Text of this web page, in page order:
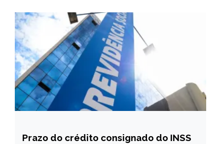
BRASIL
Prazo do crédito consignado do INSS